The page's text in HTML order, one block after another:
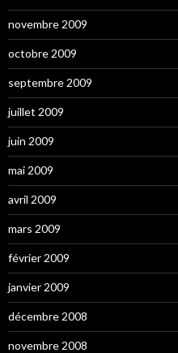
novembre 2009
octobre 2009
septembre 2009
juillet 2009
juin 2009
mai 2009
avril 2009
mars 2009
février 2009
janvier 2009
décembre 2008
novembre 2008